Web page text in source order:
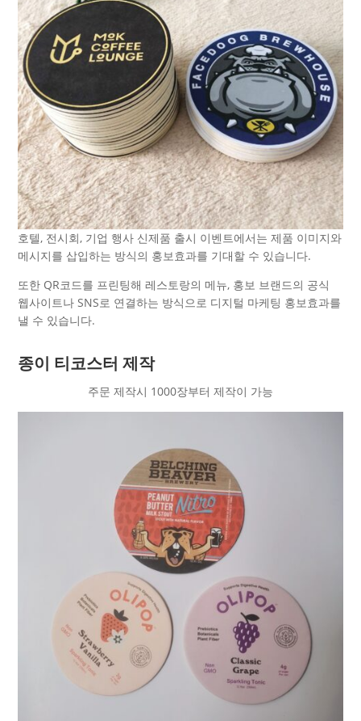
호텔, 전시회, 기업 행사 신제품 출시 이벤트에서는 제품 이미지와
메시지를 삽입하는 방식의 홍보효과를 기대할 수 있습니다.
또한 QR코드를 프린팅해 레스토랑의 메뉴, 홍보 브랜드의 공식
웹사이트나 SNS로 연결하는 방식으로 디지털 마케팅 홍보효과를
낼 수 있습니다.
종이 티코스터 제작
주문 제작시 1000장부터 제작이 가능